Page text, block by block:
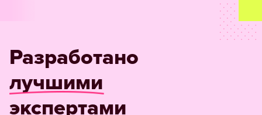
Разработано
лучшими
экспертами